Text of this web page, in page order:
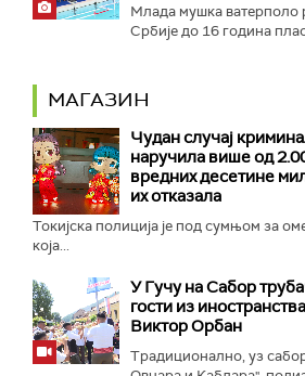
Млада мушка ватерполо
Србије до 16 година
МАГАЗИН
Чудан случај
наручила више од
вредних десетине
их отказала
Токијска полиција је под сумњом за
која...
У Гучу на Сабор
гости из
Виктор Орбан
Традиционално, уз